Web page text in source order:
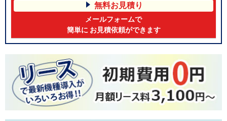
無料お見積り
メールフォームで
簡単に お見積依頼ができます